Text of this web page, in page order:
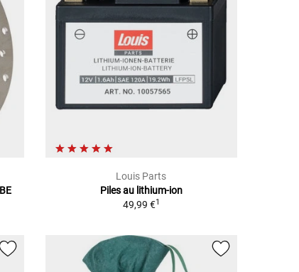
Louis Parts
Piles au lithium-ion
49,99 €1